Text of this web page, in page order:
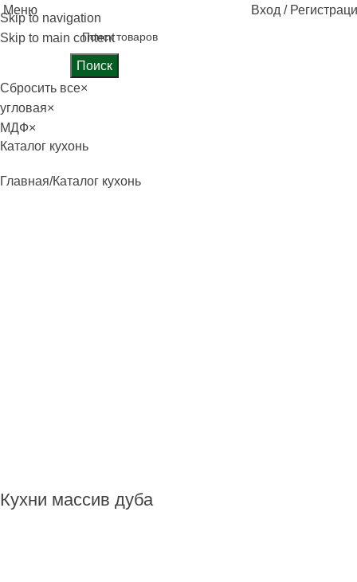
Skip to navigation
Skip to main content
Меню Вход /
Поиск
Сбросить все×
угловая×
МДФ×
Каталог кухонь
Главная Каталог кухонь
Кухни массив дуба